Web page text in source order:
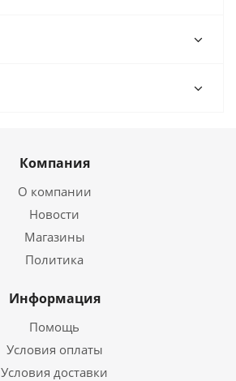
Компания
О компании
Новости
Магазины
Политика
Информация
Помощь
Условия оплаты
Условия доставки